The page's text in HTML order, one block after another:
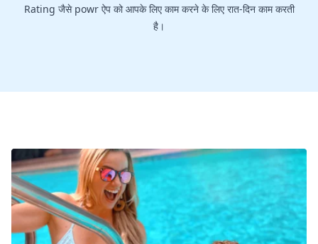
Rating जैसे powr ऐप को आपके लिए काम करने के लिए रात-दिन काम करती
है।